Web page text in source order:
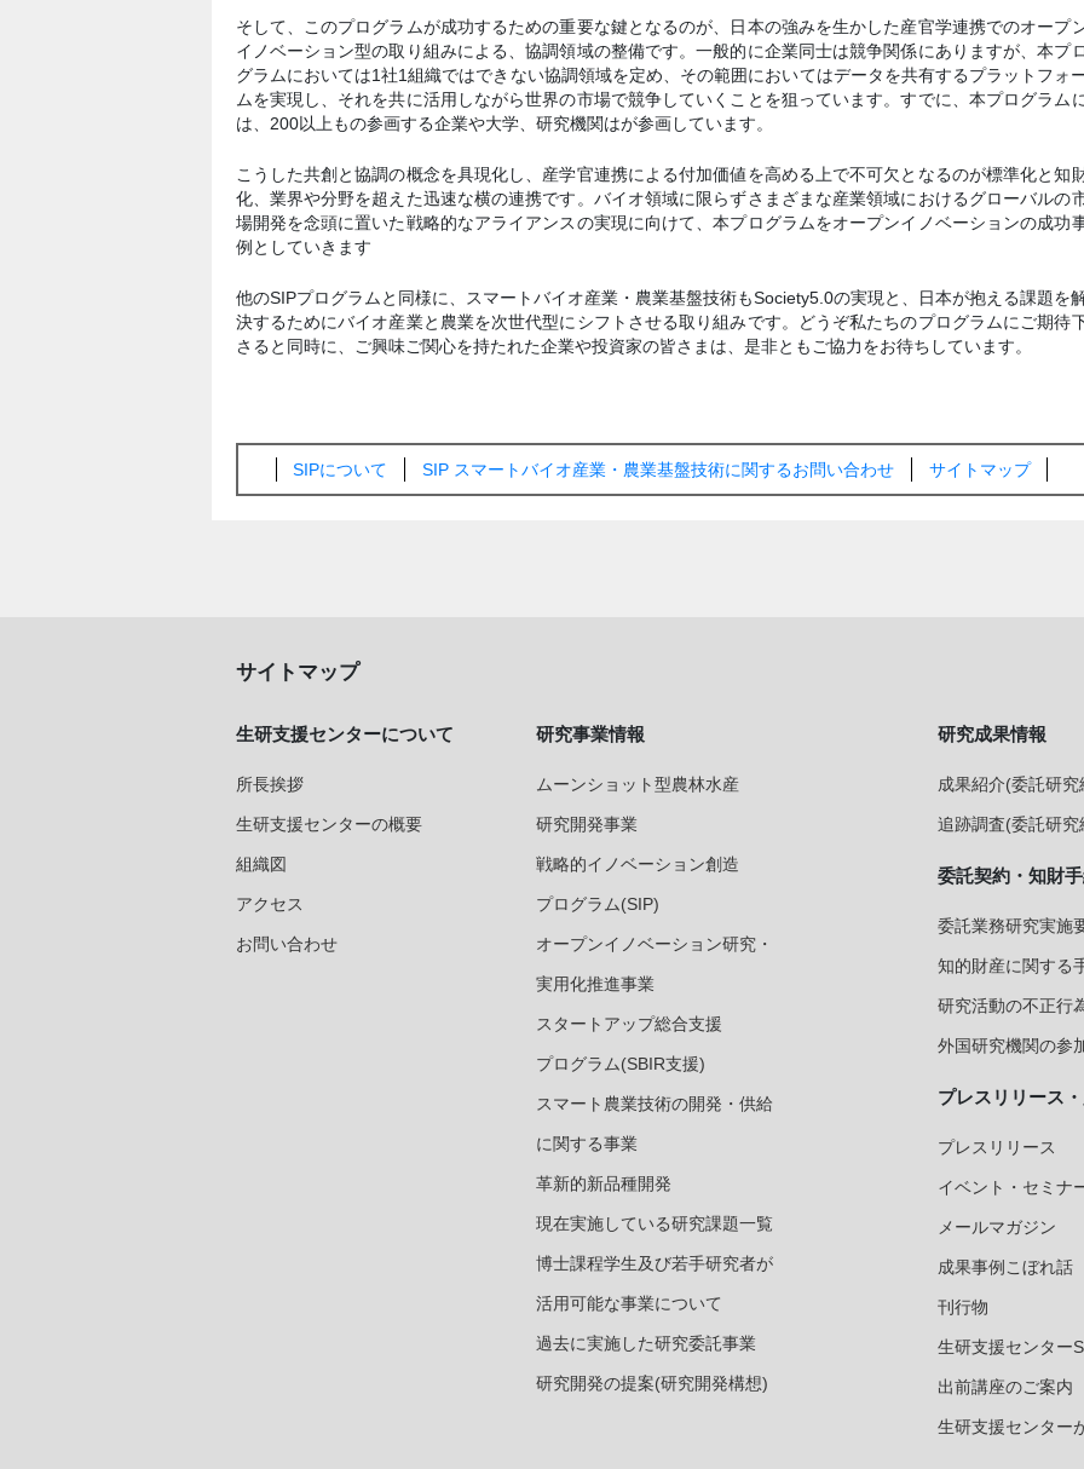
そして、このプログラムが成功するための重要な鍵となるのが、日本の強みを生かした産官学連携でのオープ
イノベーション型の取り組みによる、協調領域の整備です。一般的に企業同士は競争関係にありますが、本プ
グラムにおいては1社1組織ではできない協調領域を定め、その範囲においてはデータを共有するプラットフォ
ムを実現し、それを共に活用しながら世界の市場で競争していくことを狙っています。すでに、本プログラム
は、200以上もの参画する企業や大学、研究機関はが参画しています。
こうした共創と協調の概念を具現化し、産学官連携による付加価値を高める上で不可欠となるのが標準化と知
化、業界や分野を超えた迅速な横の連携です。バイオ領域に限らずさまざまな産業領域におけるグローバルの
場開発を念頭に置いた戦略的なアライアンスの実現に向けて、本プログラムをオープンイノベーションの成功
例としていきます
他のSIPプログラムと同様に、スマートバイオ産業・農業基盤技術もSociety5.0の実現と、日本が抱える課題を
決するためにバイオ産業と農業を次世代型にシフトさせる取り組みです。どうぞ私たちのプログラムにご期待
さると同時に、ご興味ご関心を持たれた企業や投資家の皆さまは、是非ともご協力をお待ちしています。
SIPについて SIP スマートバイオ産業・農業基盤技術に関するお問い合わせ サイトマップ
サイトマップ
生研支援センターについて
所長挨拶
生研支援センターの概要
組織図
アクセス
お問い合わせ
研究事業情報
ムーンショット型農林水産
研究開発事業
戦略的イノベーション創造
プログラム(SIP)
オープンイノベーション研究・
実用化推進事業
スタートアップ総合支援
プログラム(SBIR支援)
スマート農業技術の開発・供給
に関する事業
革新的新品種開発
現在実施している研究課題一覧
博士課程学生及び若手研究者が
活用可能な事業について
過去に実施した研究委託事業
研究開発の提案(研究開発構想)
研究成果情報
成果紹介(委託研究
追跡調査(委託研
委託契約・知財
委託業務研究実施
知的財産に関する
研究活動の不正行
外国研究機関の参
プレスリリース
プレスリリース
イベント・セミナ
メールマガジン
成果事例こぼれ話
刊行物
生研支援センター
出前講座のご案内
生研支援センター